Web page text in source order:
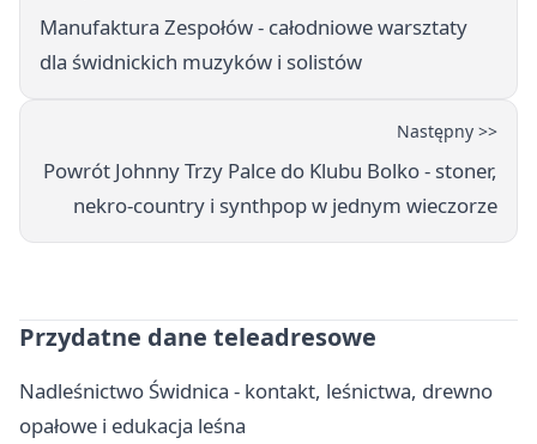
Manufaktura Zespołów - całodniowe warsztaty
dla świdnickich muzyków i solistów
Następny >>
Powrót Johnny Trzy Palce do Klubu Bolko - stoner,
nekro-country i synthpop w jednym wieczorze
Przydatne dane teleadresowe
Nadleśnictwo Świdnica - kontakt, leśnictwa, drewno
opałowe i edukacja leśna